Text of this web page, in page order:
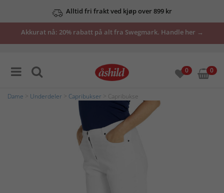
Alltid fri frakt ved kjøp over 899 kr
Akkurat nå: 20% rabatt på alt fra Swegmark. Handle her →
0 0
Dame Underdeler Capribukser > Capribukse